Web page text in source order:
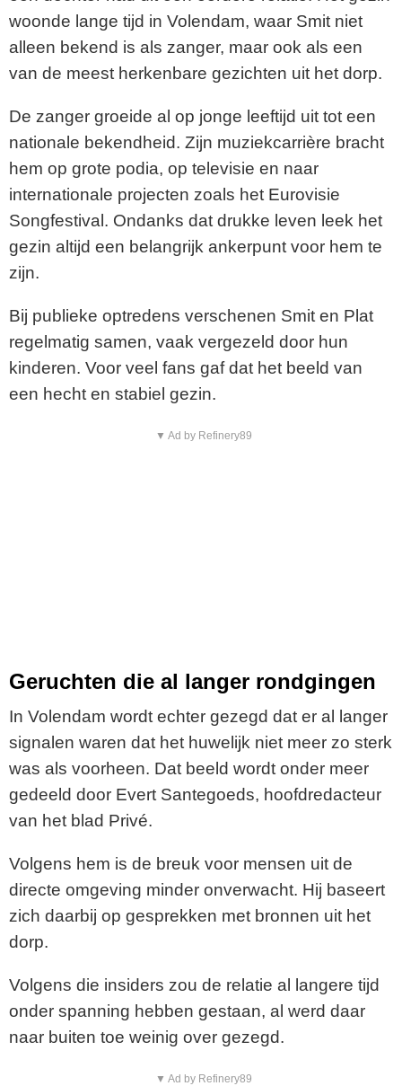
woonde lange tijd in Volendam, waar Smit niet
alleen bekend is als zanger, maar ook als een
van de meest herkenbare gezichten uit het dorp.
De zanger groeide al op jonge leeftijd uit tot een
nationale bekendheid. Zijn muziekcarrière bracht
hem op grote podia, op televisie en naar
internationale projecten zoals het Eurovisie
Songfestival. Ondanks dat drukke leven leek het
gezin altijd een belangrijk ankerpunt voor hem te
zijn.
Bij publieke optredens verschenen Smit en Plat
regelmatig samen, vaak vergezeld door hun
kinderen. Voor veel fans gaf dat het beeld van
een hecht en stabiel gezin.
▼ Ad by Refinery89
Geruchten die al langer rondgingen
In Volendam wordt echter gezegd dat er al langer
signalen waren dat het huwelijk niet meer zo sterk
was als voorheen. Dat beeld wordt onder meer
gedeeld door Evert Santegoeds, hoofdredacteur
van het blad Privé.
Volgens hem is de breuk voor mensen uit de
directe omgeving minder onverwacht. Hij baseert
zich daarbij op gesprekken met bronnen uit het
dorp.
Volgens die insiders zou de relatie al langere tijd
onder spanning hebben gestaan, al werd daar
naar buiten toe weinig over gezegd.
▼ Ad by Refinery89